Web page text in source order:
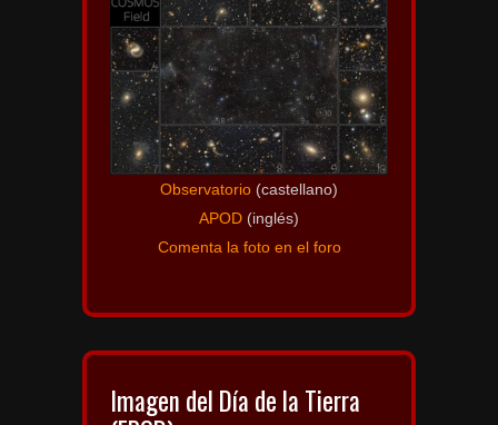
Observatorio (castellano)
APOD (inglés)
Comenta la foto en el foro
Imagen del Día de la Tierra